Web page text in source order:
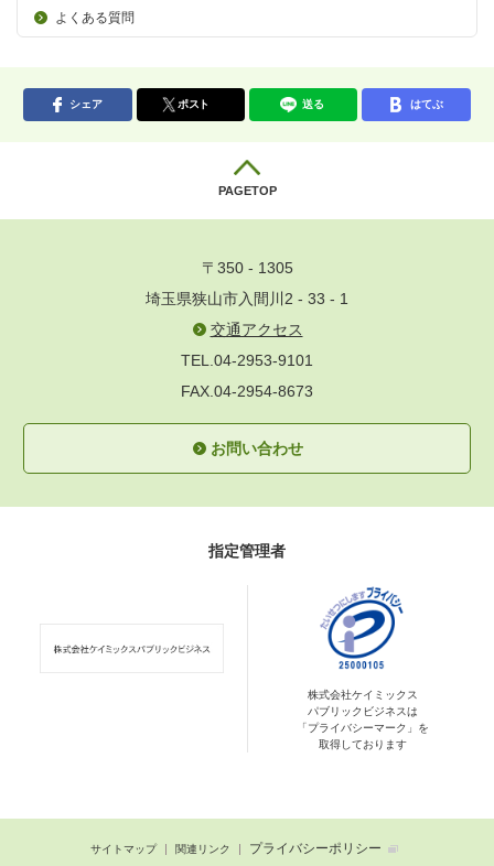
よくある質問
シェア ポスト 送る はてぶ
PAGETOP
〒350 - 1305
埼玉県狭山市入間川2 - 33 - 1
交通アクセス
TEL.04-2953-9101
FAX.04-2954-8673
お問い合わせ
指定管理者
株式会社ケイミックス
パブリックビジネスは
「プライバシーマーク」を
取得しております
サイトマップ 関連リンク プライバシーポリシー